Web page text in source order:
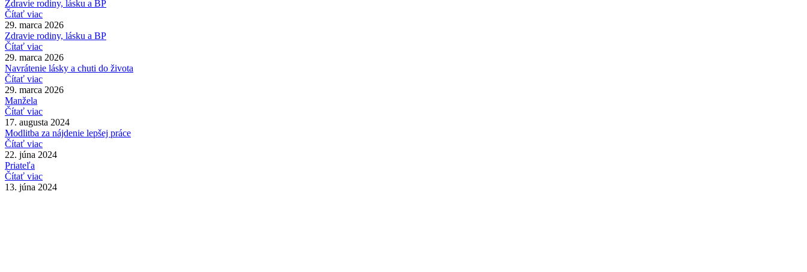
Zdravie rodiny, lásku a BP
Čítať viac
29. marca 2026
Zdravie rodiny, lásku a BP
Čítať viac
29. marca 2026
Navrátenie lásky a chuti do života
Čítať viac
29. marca 2026
Manžela
Čítať viac
17. augusta 2024
Modlitba za nájdenie lepšej práce
Čítať viac
22. júna 2024
Priateľa
Čítať viac
13. júna 2024